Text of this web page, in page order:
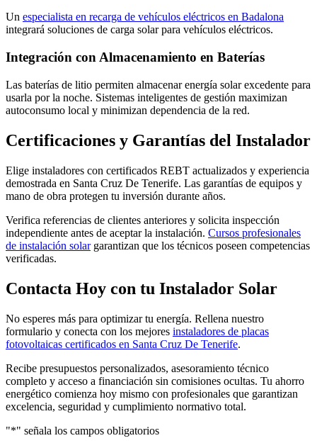
Un especialista en recarga de vehículos eléctricos en Badalona
integrará soluciones de carga solar para vehículos eléctricos.
Integración con Almacenamiento en Baterías
Las baterías de litio permiten almacenar energía solar excedente para
usarla por la noche. Sistemas inteligentes de gestión maximizan
autoconsumo local y minimizan dependencia de la red.
Certificaciones y Garantías del Instalador
Elige instaladores con certificados REBT actualizados y experiencia
demostrada en Santa Cruz De Tenerife. Las garantías de equipos y
mano de obra protegen tu inversión durante años.
Verifica referencias de clientes anteriores y solicita inspección
independiente antes de aceptar la instalación. Cursos profesionales
de instalación solargarantizan que los técnicos poseen competencias
verificadas.
Contacta Hoy con tu Instalador Solar
No esperes más para optimizar tu energía. Rellena nuestro
formulario y conecta con los mejores instaladores de placas
fotovoltaicas certificados en Santa Cruz De Tenerife.
Recibe presupuestos personalizados, asesoramiento técnico
completo y acceso a financiación sin comisiones ocultas. Tu ahorro
energético comienza hoy mismo con profesionales que garantizan
excelencia, seguridad y cumplimiento normativo total.
"*" señala los campos obligatorios